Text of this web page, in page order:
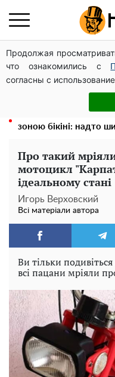
Продолжая
что ознакомились с
согласны с
Олена Тополя злив
"Антитіла" Тарас
Повністю гола Анна
таких розмірів ви ще
зоною бікіні: надто
Про такий
мотоцикл
ідеальному стані
Игорь Верховский
Всі матеріали автора
Ви тільки
всі пацани мріяли